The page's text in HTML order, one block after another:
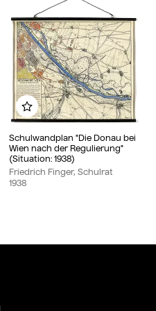
Schulwandplan "Die Donau bei
Wien nach der Regulierung"
(Situation: 1938)
Friedrich Finger, Schulrat
1938
Zu meinem Album